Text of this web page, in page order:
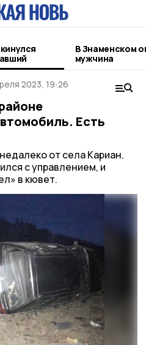
В Знаменском
мужчина
2023, 19:26
Есть
от села Кариан.
с управлением, и
в кювет.